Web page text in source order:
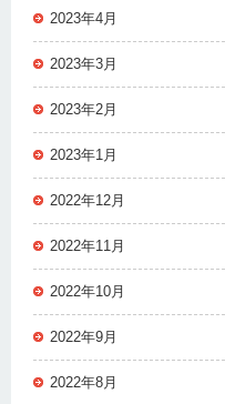
2023年4月
2023年3月
2023年2月
2023年1月
2022年12月
2022年11月
2022年10月
2022年9月
2022年8月